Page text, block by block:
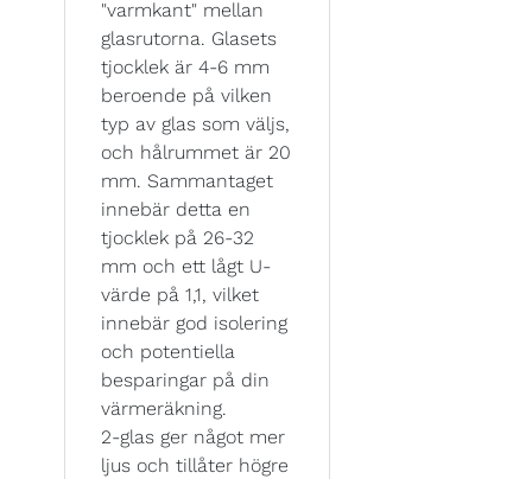
"varmkant" mellan
glasrutorna. Glasets
tjocklek är 4-6 mm
beroende på vilken
typ av glas som väljs,
och hålrummet är 20
mm. Sammantaget
innebär detta en
tjocklek på 26-32
mm och ett lågt U-
värde på 1,1, vilket
innebär god isolering
och potentiella
besparingar på din
värmeräkning.
2-glas ger något mer
ljus och tillåter högre